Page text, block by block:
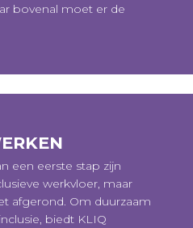
bovenal moet er de
een eerste stap zijn
werkvloer, maar
afgerond. Om duurzaam
biedt KLIQ